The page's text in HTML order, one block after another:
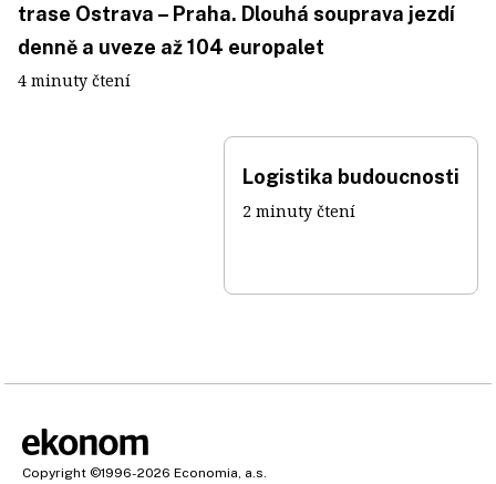
trase Ostrava – Praha. Dlouhá souprava jezdí
denně a uveze až 104 europalet
4 minuty čtení
Logistika budoucnosti
2 minuty čtení
Copyright ©1996-2026 Economia, a.s.